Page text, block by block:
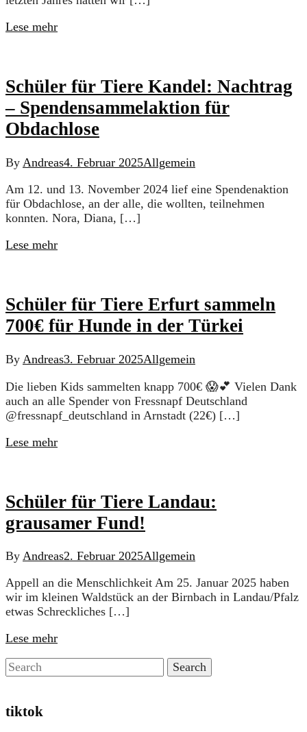
Lese mehr
Schüler für Tiere Kandel: Nachtrag
– Spendensammelaktion für
Obdachlose
By Andreas4. Februar 2025Allgemein
Am 12. und 13. November 2024 lief eine Spendenaktion
für Obdachlose, an der alle, die wollten, teilnehmen
konnten. Nora, Diana, […]
Lese mehr
Schüler für Tiere Erfurt sammeln
700€ für Hunde in der Türkei
By Andreas3. Februar 2025Allgemein
Die lieben Kids sammelten knapp 700€ 😱💕 Vielen Dank
auch an alle Spender von Fressnapf Deutschland
@fressnapf_deutschland in Arnstadt (22€) […]
Lese mehr
Schüler für Tiere Landau:
grausamer Fund!
By Andreas2. Februar 2025Allgemein
Appell an die Menschlichkeit Am 25. Januar 2025 haben
wir im kleinen Waldstück an der Birnbach in Landau/Pfalz
etwas Schreckliches […]
Lese mehr
tiktok